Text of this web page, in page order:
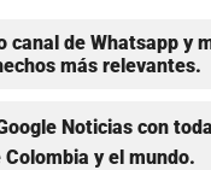
canal de Whatsapp y
más relevantes.
Noticias con
y el mundo.